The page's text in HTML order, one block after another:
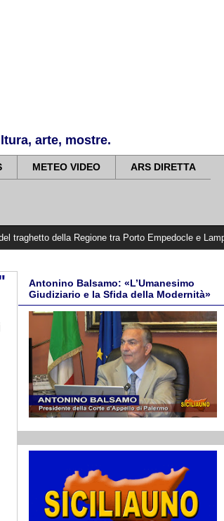
arte, mostre.
METEO VIDEO ARS DIRETTA
Regione tra Porto Empedocle e Lampedusa:
Antonino Balsamo: «L’Umanesimo
Giudiziario e la Sfida della Modernità»